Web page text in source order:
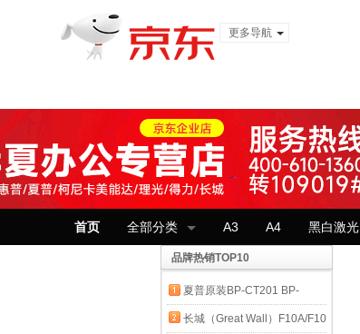
更多导航
首页 全部分类 A3 A4 黑白激光
品牌热销TOP10
夏普原装BP-CT201 BP-
CT200 BP-CT300 2322
长城（Great Wall）F10A/F10